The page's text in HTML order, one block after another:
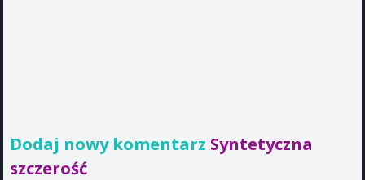
Dodaj nowy komentarz Syntetyczna
szczerość